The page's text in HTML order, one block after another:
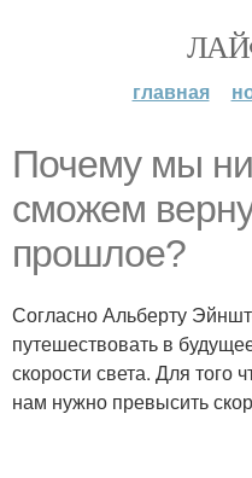
главная
Почему мы
сможем
прошлое?
Согласно Альберту
путешествовать в
скорости света. Для того
нам нужно превысить